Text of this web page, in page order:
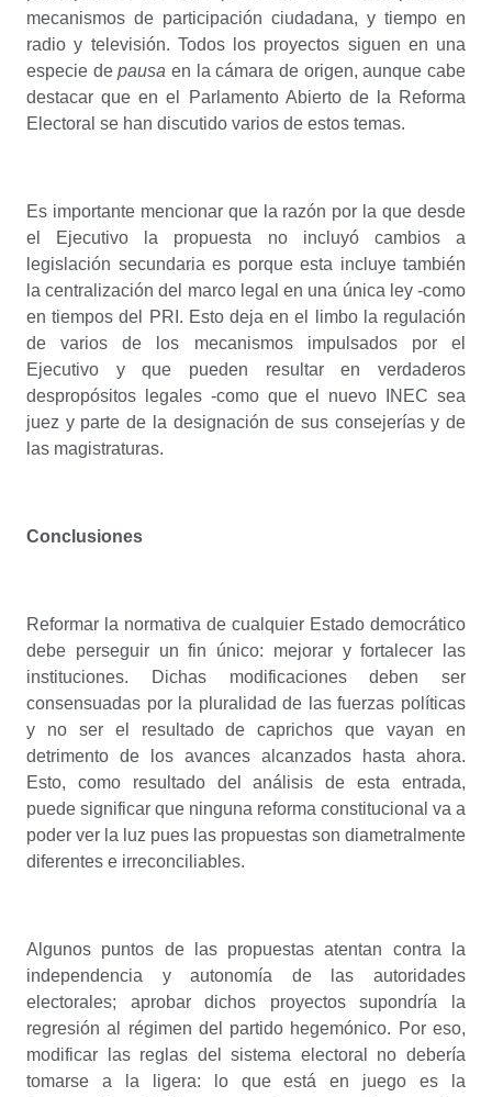
mecanismos de participación ciudadana, y tiempo en
radio y televisión. Todos los proyectos siguen en una
especie depausa en la cámara de origen, aunque cabe
destacar que en el Parlamento Abierto de la Reforma
Electoral se han discutido varios de estos temas.
Es importante mencionar que la razón por la que desde
el Ejecutivo la propuesta no incluyó cambios a
legislación secundaria es porque esta incluye también
la centralización del marco legal en una única ley -como
en tiempos del PRI. Esto deja en el limbo la regulación
de varios de los mecanismos impulsados por el
Ejecutivo y que pueden resultar en verdaderos
despropósitos legales -como que el nuevo INEC sea
juez y parte de la designación de sus consejerías y de
las magistraturas.
Conclusiones
Reformar la normativa de cualquier Estado democrático
debe perseguir un fin único: mejorar y fortalecer las
instituciones. Dichas modificaciones deben ser
consensuadas por la pluralidad de las fuerzas políticas
y no ser el resultado de caprichos que vayan en
detrimento de los avances alcanzados hasta ahora.
Esto, como resultado del análisis de esta entrada,
puede significar que ninguna reforma constitucional va a
poder ver la luz pues las propuestas son diametralmente
diferentes e irreconciliables.
Algunos puntos de las propuestas atentan contra la
independencia y autonomía de las autoridades
electorales; aprobar dichos proyectos supondría la
regresión al régimen del partido hegemónico. Por eso,
modificar las reglas del sistema electoral no debería
tomarse a la ligera: lo que está en juego es la